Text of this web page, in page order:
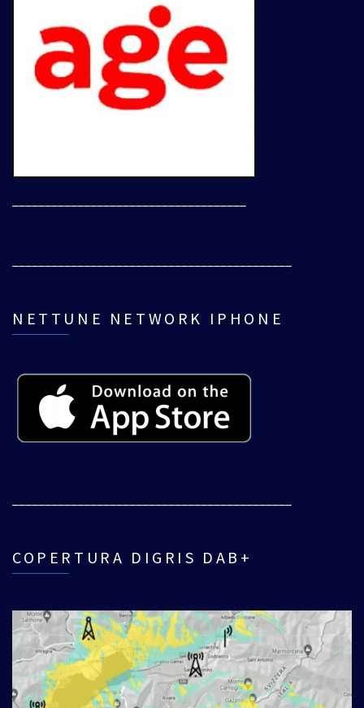
NETTUNE NETWORK IPHONE
COPERTURA DIGRIS DAB+